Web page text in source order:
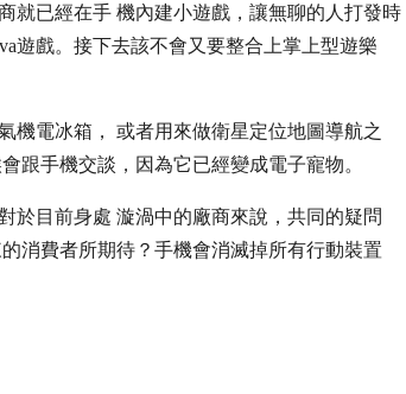
就已經在手 機內建小遊戲，讓無聊的人打發時
遊戲。接下去該不會又要整合上掌上型遊樂
機電冰箱， 或者用來做衛星定位地圖導航之
跟手機交談，因為它已經變成電子寵物。
於目前身處 漩渦中的廠商來說，共同的疑問
消費者所期待？手機會消滅掉所有行動裝置